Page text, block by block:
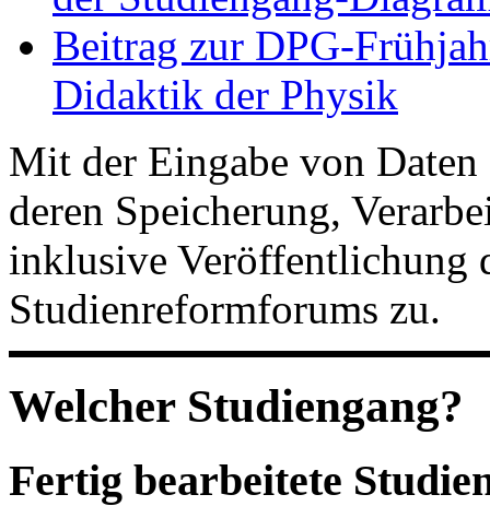
Beitrag zur DPG-
Didaktik der Physik
Mit der Eingabe von Daten
deren Speicherung,
inklusive Veröffentlichung
Studienreformforums zu.
Welcher Studiengang?
Fertig bearbeitete